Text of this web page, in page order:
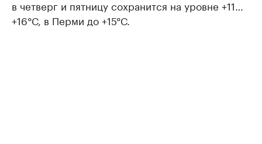
в четверг и пятницу сохранится на уровне +11…
+16°С, в Перми до +15°С.